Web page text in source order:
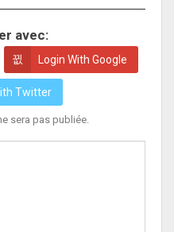
avec:
Login With Google
Twitter
sera pas publiée.